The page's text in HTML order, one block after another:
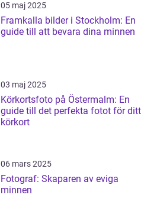
05 maj 2025
Framkalla bilder i Stockholm: En
guide till att bevara dina minnen
03 maj 2025
Körkortsfoto på Östermalm: En
guide till det perfekta fotot för ditt
körkort
06 mars 2025
Fotograf: Skaparen av eviga
minnen